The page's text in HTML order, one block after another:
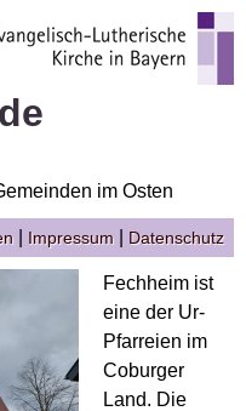
im Osten
Impressum Datenschutz
Fechheim ist
eine der Ur-
Pfarreien im
Coburger
Land. Die